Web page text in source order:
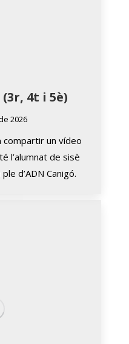
4t i 5è)
2026
compartir un vídeo
l’alumnat de sisè
d’ADN Canigó.